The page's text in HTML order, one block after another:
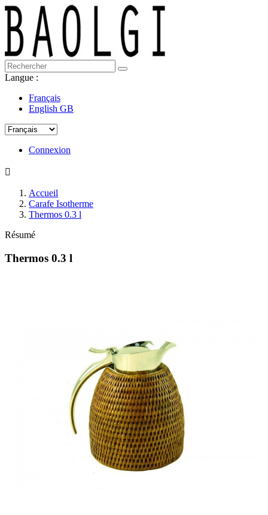
Langue :
Français
English GB
Connexion

Accueil
Carafe Isotherme
Thermos 0.3 l
Résumé
Thermos 0.3 l